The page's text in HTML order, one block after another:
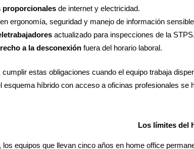
de internet y electricidad.
en ergonomía, seguridad y manejo de información
actualizado para inspecciones de la STPS.
a la desconexión fuera del horario laboral.
estas obligaciones cuando el equipo trabaja
esquema híbrido con acceso a oficinas profesionales
Los límites del
equipos que llevan cinco años en home office